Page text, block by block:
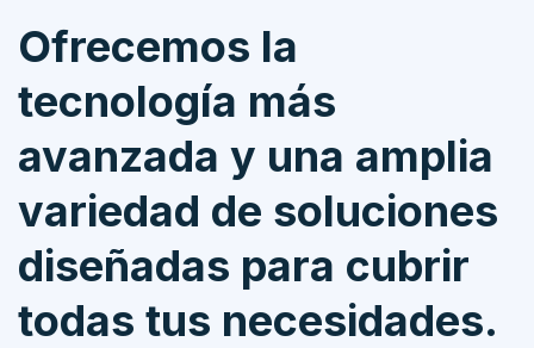
Ofrecemos la
tecnología más
avanzada y una amplia
variedad de soluciones
diseñadas para cubrir
todas tus necesidades.